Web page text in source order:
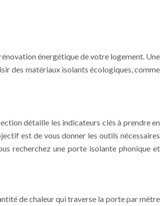
énergétique de votre logement. Une
des matériaux isolants écologiques, comme
détaille les indicateurs clés à prendre en
est de vous donner les outils nécessaires
recherchez une porte isolante phonique et
de chaleur qui traverse la porte par mètre